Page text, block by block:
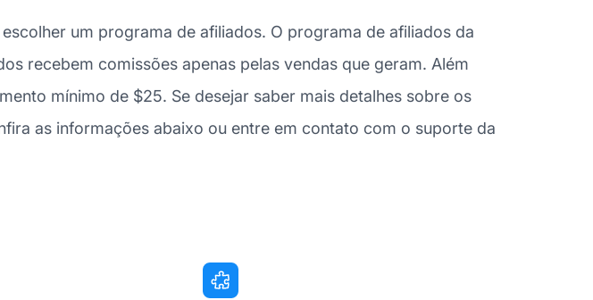
um programa de afiliados. O programa de afiliados da
recebem comissões apenas pelas vendas que geram. Além
mínimo de $25. Se desejar saber mais detalhes sobre os
as informações abaixo ou entre em contato com o suporte da